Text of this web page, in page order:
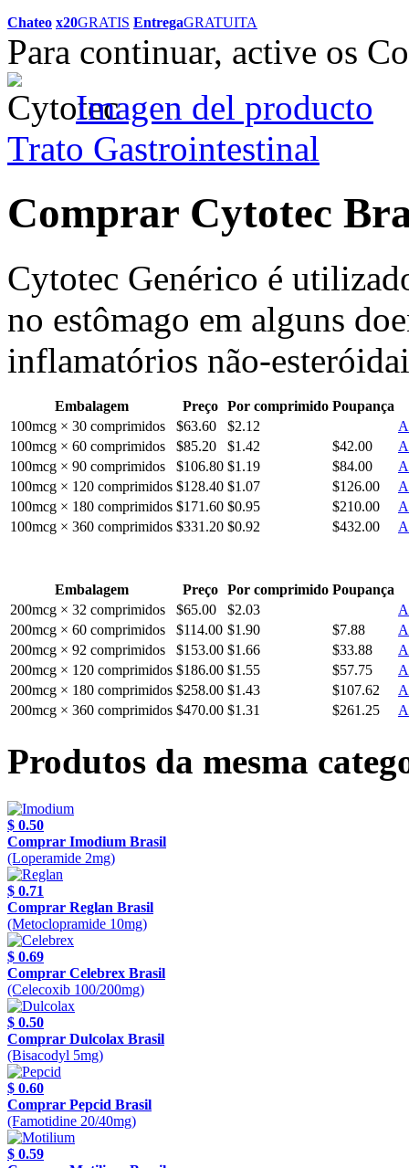
Chateo x20GRATIS EntregaGRATUITA
Para continuar, active os
Imagen del producto
Trato Gastrointestinal
Comprar Cytotec
Cytotec Genérico é
no estômago em alguns
inflamatórios não-
Embalagem Preço Por comprimido Poupança
100mcg × 30 comprimidos
$63.60 $2.12
100mcg × 60 comprimidos
$85.20 $1.42 $42.00
100mcg × 90 comprimidos
$106.80 $1.19 $84.00
100mcg × 120 comprimidos $128.40 $1.07 $126.00
100mcg × 180 comprimidos $171.60 $0.95 $210.00
100mcg × 360 comprimidos $331.20 $0.92 $432.00
Embalagem Preço Por comprimido Poupança
200mcg × 32 comprimidos
$65.00 $2.03
200mcg × 60 comprimidos
$114.00 $1.90 $7.88
200mcg × 92 comprimidos
$153.00 $1.66 $33.88
200mcg × 120 comprimidos $186.00 $1.55 $57.75
200mcg × 180 comprimidos $258.00 $1.43 $107.62
200mcg × 360 comprimidos $470.00 $1.31 $261.25
Produtos da mesma
$ 0.50
Comprar Imodium Brasil
(Loperamide 2mg)
$ 0.71
Comprar Reglan Brasil
(Metoclopramide 10mg)
$ 0.69
Comprar Celebrex Brasil
(Celecoxib 100/200mg)
$ 0.50
Comprar Dulcolax Brasil
(Bisacodyl 5mg)
$ 0.60
Comprar Pepcid Brasil
(Famotidine 20/40mg)
$ 0.59